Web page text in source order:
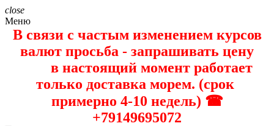
close
Меню
В связи с частым изменением курсов
валют просьба - запрашивать цену
в настоящий момент работает
только доставка морем. (срок
примерно 4-10 недель) ☎
+79149695072